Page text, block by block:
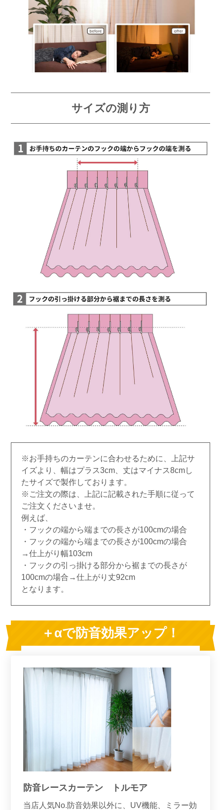
サイズの測り方
※お手持ちのカーテンに合わせるために、上記サ
イズより、幅はプラス3cm、丈はマイナス8cmし
たサイズで製作しております。
※ご注文の際は、上記に記載された手順に従って
ご注文くださいませ。
例えば、
・フックの端から端までの長さが100cmの場合
・フックの端から端までの長さが100cmの場合
→仕上がり幅103cm
・フックの引っ掛ける部分から裾までの長さが
100cmの場合→仕上がり丈92cm
となります。
＋αで防音効果アップ！
防音レースカーテン トルモア
当店人気No.防音効果以外に、UV機能、ミラー効